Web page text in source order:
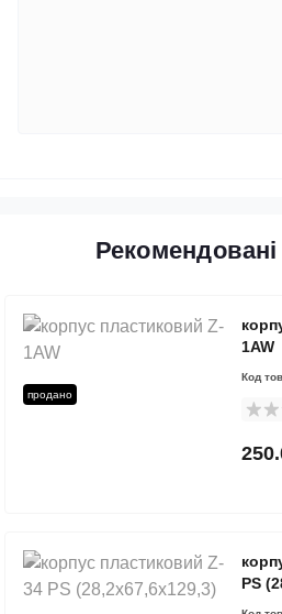
продано
1AW
Код
PS